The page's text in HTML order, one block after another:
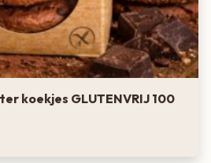
koekjes GLUTENVRIJ 100